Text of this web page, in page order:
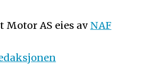
Motor AS eies av NAF